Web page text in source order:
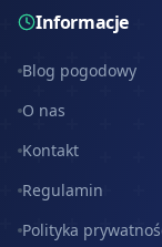
Informacje
Blog pogodowy
O nas
Kontakt
Regulamin
Polityka